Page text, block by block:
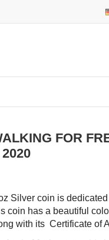
FOR
Silver coin is
coin has a beautiful
with its Certificate of